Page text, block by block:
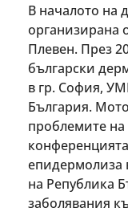
В началото на
организирана
Плевен. През
български
в гр. София,
България.
проблемите
епидермолиза
на Република
заболявания